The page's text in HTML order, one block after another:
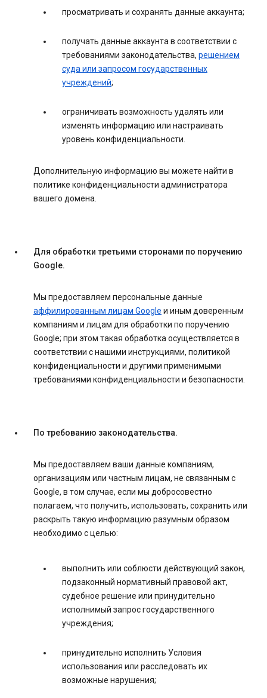
просматривать и сохранять данные аккаунта;
получать данные аккаунта в соответствии с
требованиями законодательства, решением
суда или запросом государственных
учреждений;
ограничивать возможность удалять или
изменять информацию или настраивать
уровень конфиденциальности.
Дополнительную информацию вы можете найти в
политике конфиденциальности администратора
вашего домена.
Для обработки третьими сторонами по поручению
Google.
Мы предоставляем персональные данные
аффилированным лицам Google и иным доверенным
компаниям и лицам для обработки по поручению
Google; при этом такая обработка осуществляется в
соответствии с нашими инструкциями, политикой
конфиденциальности и другими применимыми
требованиями конфиденциальности и безопасности.
По требованию законодательства.
Мы предоставляем ваши данные компаниям,
организациям или частным лицам, не связанным с
Google, в том случае, если мы добросовестно
полагаем, что получить, использовать, сохранить или
раскрыть такую информацию разумным образом
необходимо с целью:
выполнить или соблюсти действующий закон,
подзаконный нормативный правовой акт,
судебное решение или принудительно
исполнимый запрос государственного
учреждения;
принудительно исполнить Условия
использования или расследовать их
возможные нарушения;